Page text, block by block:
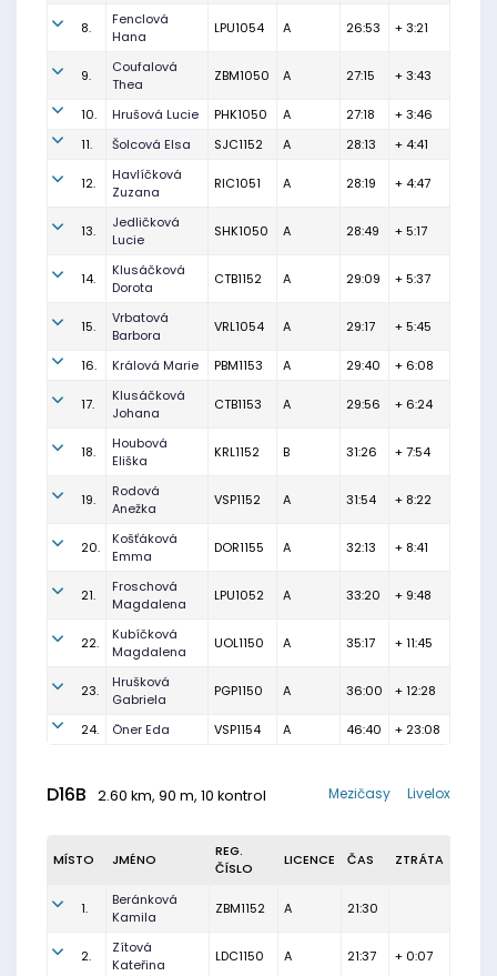
8.
Fenclová
Hana
LPU1054 A 26:53 + 3:21
9.
Coufalová
Thea
ZBM1050 A 27:15 + 3:43
10. Hrušová Lucie PHK1050 A 27:18
+ 3:46
11.
Šolcová Elsa SJC1152 A 28:13 + 4:41
12.
Havlíčková
Zuzana
RIC1051 A 28:19 + 4:47
13.
Jedličková
Lucie
SHK1050 A 28:49 + 5:17
14.
Klusáčková
Dorota
CTB1152 A 29:09 + 5:37
15.
Vrbatová
Barbora
VRL1054 A 29:17 + 5:45
16. Králová Marie PBM1153 A 29:40 + 6:08
17.
Klusáčková
Johana
CTB1153 A 29:56 + 6:24
18.
Houbová
Eliška
KRL1152 B 31:26 + 7:54
19.
Rodová
Anežka
VSP1152 A 31:54 + 8:22
20.
Košťáková
Emma
DOR1155 A 32:13 + 8:41
21.
Froschová
Magdalena
LPU1052 A 33:20 + 9:48
22.
Kubíčková
Magdalena
UOL1150 A 35:17 + 11:45
23.
Hrušková
Gabriela
PGP1150 A 36:00 + 12:28
24. Öner Eda VSP1154 A 46:40 + 23:08
D16B 2.60 km, 90 m, 10 kontrol Livelox
Mezičasy
MÍSTO JMÉNO
REG.
ČÍSLO
LICENCE ČAS ZTRÁTA
1.
Beránková
Kamila
ZBM1152 A 21:30
2.
Zítová
Kateřina
LDC1150 A 21:37 + 0:07